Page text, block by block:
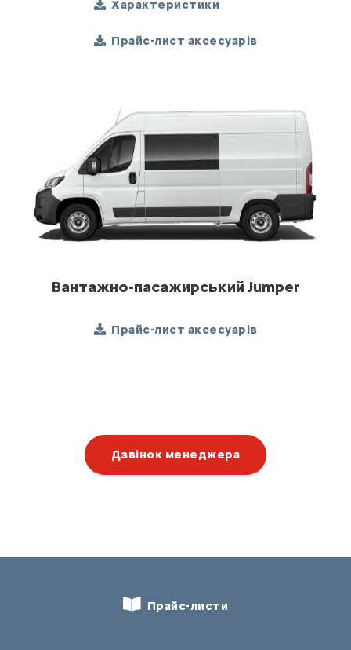
Характеристики
Прайс-лист аксесуарів
Вантажно-пасажирський Jumper
Прайс-лист аксесуарів
Дзвінок менеджера
Прайс-листи